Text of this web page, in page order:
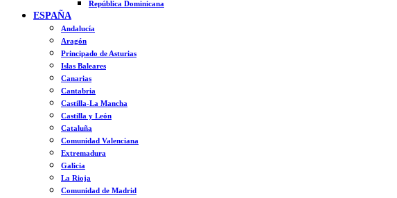
República Dominicana
ESPAÑA
Andalucía
Aragón
Principado de Asturias
Islas Baleares
Canarias
Cantabria
Castilla-La Mancha
Castilla y León
Cataluña
Comunidad Valenciana
Extremadura
Galicia
La Rioja
Comunidad de Madrid